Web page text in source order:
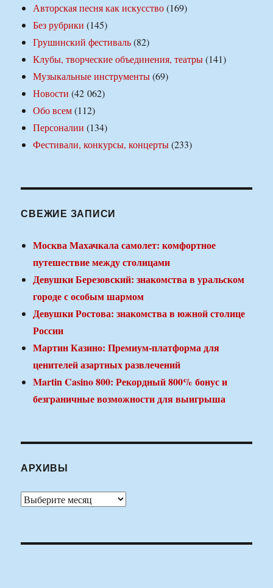
Авторская песня как искусство(169)
Без рубрики (145)
Грушинский фестиваль(82)
Клубы, творческие объединения, театры(141)
Музыкальные инструменты(69)
Новости (42 062)
Обо всем(112)
Персоналии (134)
Фестивали, конкурсы, концерты(233)
СВЕЖИЕ ЗАПИСИ
Москва Махачкала самолет: комфортное
путешествие между столицами
Девушки Березовский: знакомства в уральском
городе с особым шармом
Девушки Ростова: знакомства в южной столице
России
Мартин Казино: Премиум-платформа для
ценителей азартных развлечений
Martin Casino 800: Рекордный 800% бонус и
безграничные возможности для выигрыша
АРХИВЫ
Архивы